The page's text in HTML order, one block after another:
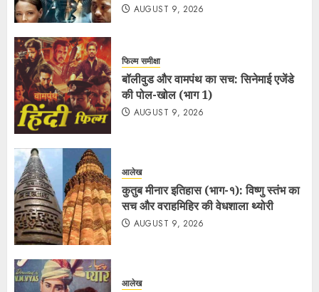
AUGUST 9, 2026
फिल्म समीक्षा
बॉलीवुड और वामपंथ का सच: सिनेमाई एजेंडे
की पोल-खोल (भाग 1)
AUGUST 9, 2026
आलेख
कुतुब मीनार इतिहास (भाग-१): विष्णु स्तंभ का
सच और वराहमिहिर की वेधशाला थ्योरी
AUGUST 9, 2026
आलेख